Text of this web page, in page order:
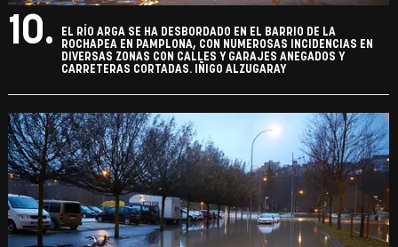
10.
EL RÍO ARGA SE HA DESBORDADO EN EL BARRIO DE LA
ROCHAPEA EN PAMPLONA, CON NUMEROSAS INCIDENCIAS EN
DIVERSAS ZONAS CON CALLES Y GARAJES ANEGADOS Y
CARRETERAS CORTADAS. IÑIGO ALZUGARAY